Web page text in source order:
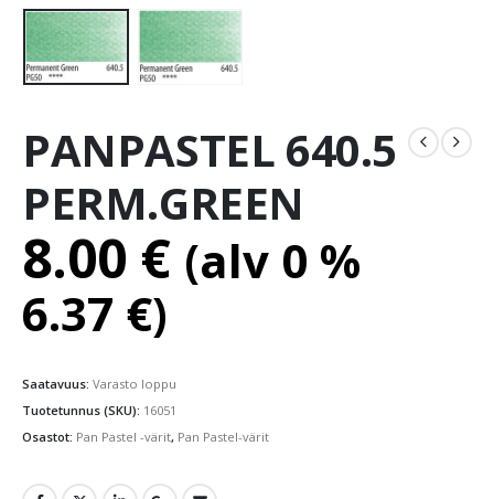
PANPASTEL 640.5
PERM.GREEN
8.00 € (alv 0 %
6.37 €)
Saatavuus: Varasto loppu
Tuotetunnus (SKU): 16051
Osastot: Pan Pastel -värit, Pan Pastel-värit